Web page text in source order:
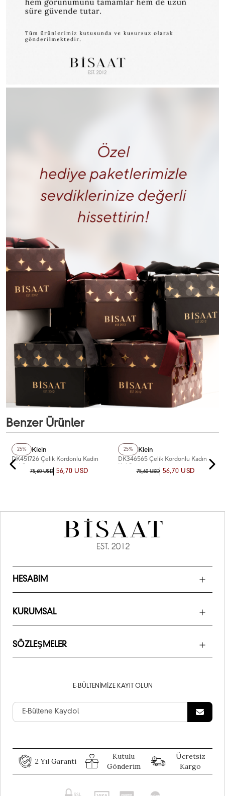
Benzer Ürünler
25%
Daniel Klein
DK451726 Çelik Kordonlu Kadın
Kol Saati
75,60 USD 56,70 USD
25%
Daniel Klein
DK346565 Çelik Kordonlu Kadın
Kol Saati
75,60 USD 56,70 USD
HESABIM
KURUMSAL
SÖZLEŞMELER
E-BÜLTENIMIZE KAYIT OLUN
2 Yıl Garanti
Kutulu
Gönderim
Ücretsiz
Kargo